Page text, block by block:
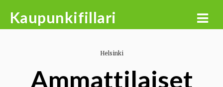
Kaupunkifillari
Helsinki
Ammattilaiset